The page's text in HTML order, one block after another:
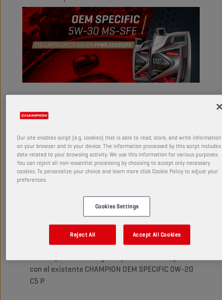
STELLANTIS: EL NUEVO OEM
SPECIFIC 5W-30 MS-SFE DE
CHAMPION
con las últimas especificaciones de Stellantis
Adecuado para trenes de potencia de gasolina,
diésel e híbridos: una excelente protección para
los sistemas de emisiones
Una ampliación de la gama para Stellantis, junto
con el existente CHAMPION OEM SPECIFIC 0W-20
C5 P
Our site enables script (e.g. cookies) that is able to read, store, and write information
on your browser and in your device. The information processed by this script includes
data related to your browsing activity. We use this information for various purposes.
You can reject all non-essential processing by choosing to accept only necessary
cookies. To personalize your choice and learn more click Cookie Policy to adjust your
preferences.
Cookies Settings
Reject All Accept All Cookies